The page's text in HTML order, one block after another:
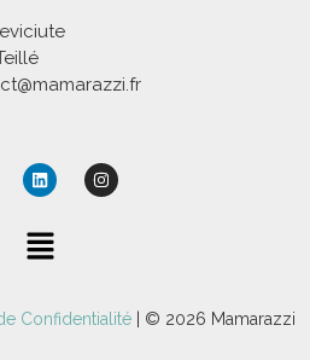
Confidentialité| © 2026 Mamarazzi